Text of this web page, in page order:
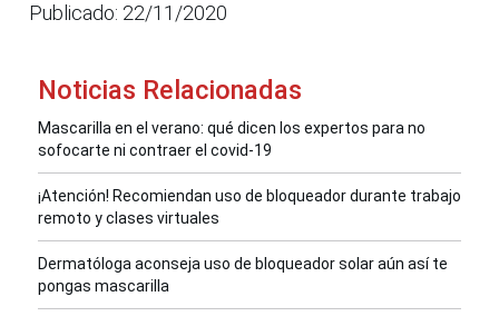
Publicado: 22/11/2020
Noticias Relacionadas
Mascarilla en el verano: qué dicen los expertos para no
sofocarte ni contraer el covid-19
¡Atención! Recomiendan uso de bloqueador durante trabajo
remoto y clases virtuales
Dermatóloga aconseja uso de bloqueador solar aún así te
pongas mascarilla